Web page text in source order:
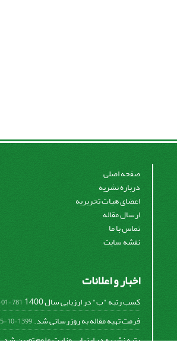
صفحه اصلی
درباره نشریه
اعضای هیات تحریریه
ارسال مقاله
تماس با ما
نقشه سایت
اخبار و اعلانات
کسب رتبه "ب" در ارزیابی سال 1400 781-01-0-143
فرمت تهیه مقاله به روزرسانی شد.1399-10-15
رتبه نشریه در ارزیابی وزارت علوم تعیین شد.